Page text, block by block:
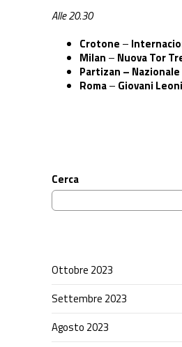
Alle 20.30
Crotone –
Milan – Nuova Tor
Partizan – Nazionale
Roma– Giovani
Cerca
Ottobre 2023
Settembre 2023
Agosto 2023